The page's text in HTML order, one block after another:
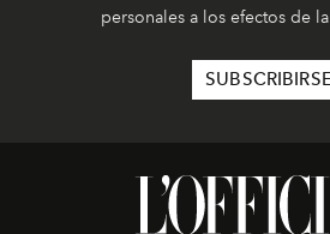
personales a los efectos de la